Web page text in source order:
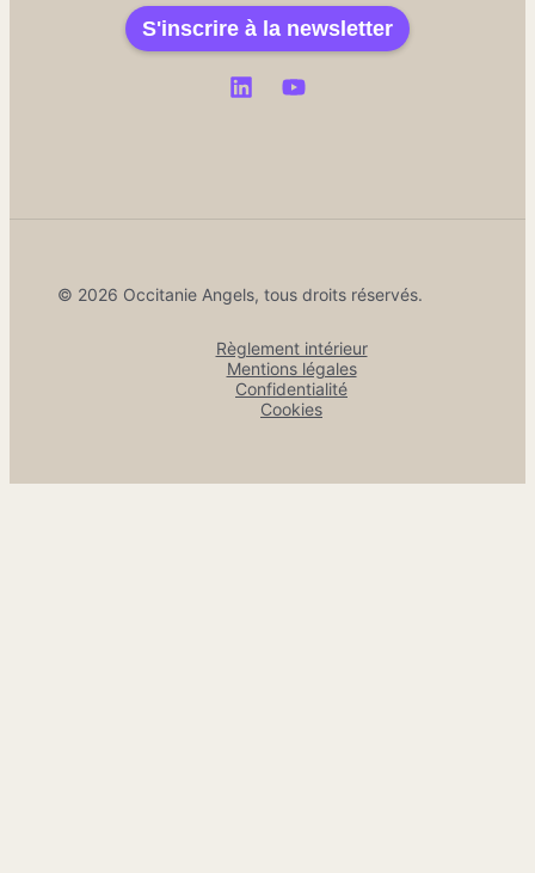
S'inscrire à la newsletter
© 2026 Occitanie Angels, tous droits réservés.
Règlement intérieur
Mentions légales
Confidentialité
Cookies